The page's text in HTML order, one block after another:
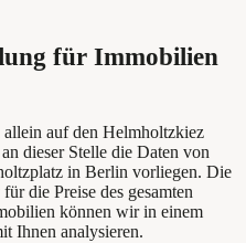
für Immobilien
auf den Helmholtzkiez
dieser Stelle die Daten von
in Berlin vorliegen. Die
die Preise des gesamten
können wir in einem
Ihnen analysieren.